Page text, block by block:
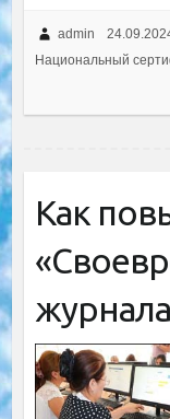
admin
Национальный
Как